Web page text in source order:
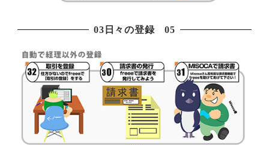
03日々の登録 05